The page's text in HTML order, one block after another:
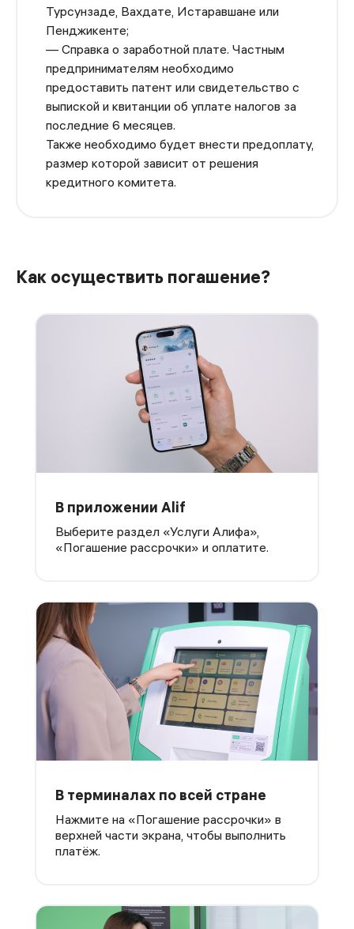
Турсунзаде, Вахдате, Истаравшане или
Пенджикенте;
— Справка о заработной плате. Частным
предпринимателям необходимо
предоставить патент или свидетельство с
выпиской и квитанции об уплате налогов за
последние 6 месяцев.
Также необходимо будет внести предоплату,
размер которой зависит от решения
кредитного комитета.
Как осуществить погашение?
В приложении Alif
Выберите раздел «Услуги Алифа»,
«Погашение рассрочки» и оплатите.
В терминалах по всей стране
Нажмите на «Погашение рассрочки» в
верхней части экрана, чтобы выполнить
платёж.